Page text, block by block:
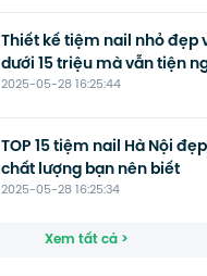
2025-05-28 16:25:44
Thiết kế tiệm nail nhỏ đẹp
dưới 15 triệu mà vẫn tiện
2025-05-28 16:25:34
TOP 15 tiệm nail Hà Nội
chất lượng bạn nên biết
Xem tất cả >